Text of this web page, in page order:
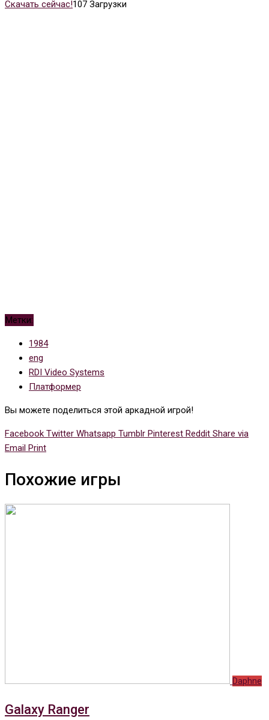
Скачать сейчас!107 Загрузки
Метки:
1984
eng
RDI Video Systems
Платформер
Вы можете поделиться этой аркадной игрой!
Facebook Twitter Whatsapp Tumblr Pinterest Reddit Share via
Email Print
Похожие игры
Daphne
Galaxy Ranger